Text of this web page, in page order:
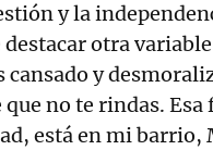
y la
otra
cansado y
no te rindas. Esa
está en mi barrio,